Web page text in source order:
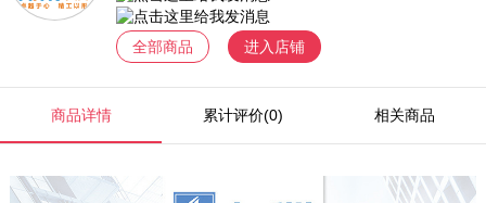
全部商品 进入店铺
商品详情 累计评价(0) 相关商品